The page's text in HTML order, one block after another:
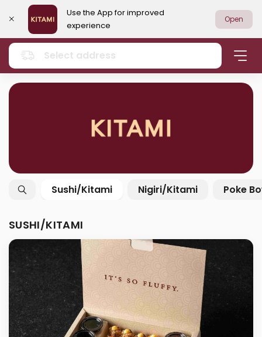
Use the App for improved
experience
Open
Select address
Sushi/Kitami Nigiri/Kitami Poke
SUSHI/KITAMI